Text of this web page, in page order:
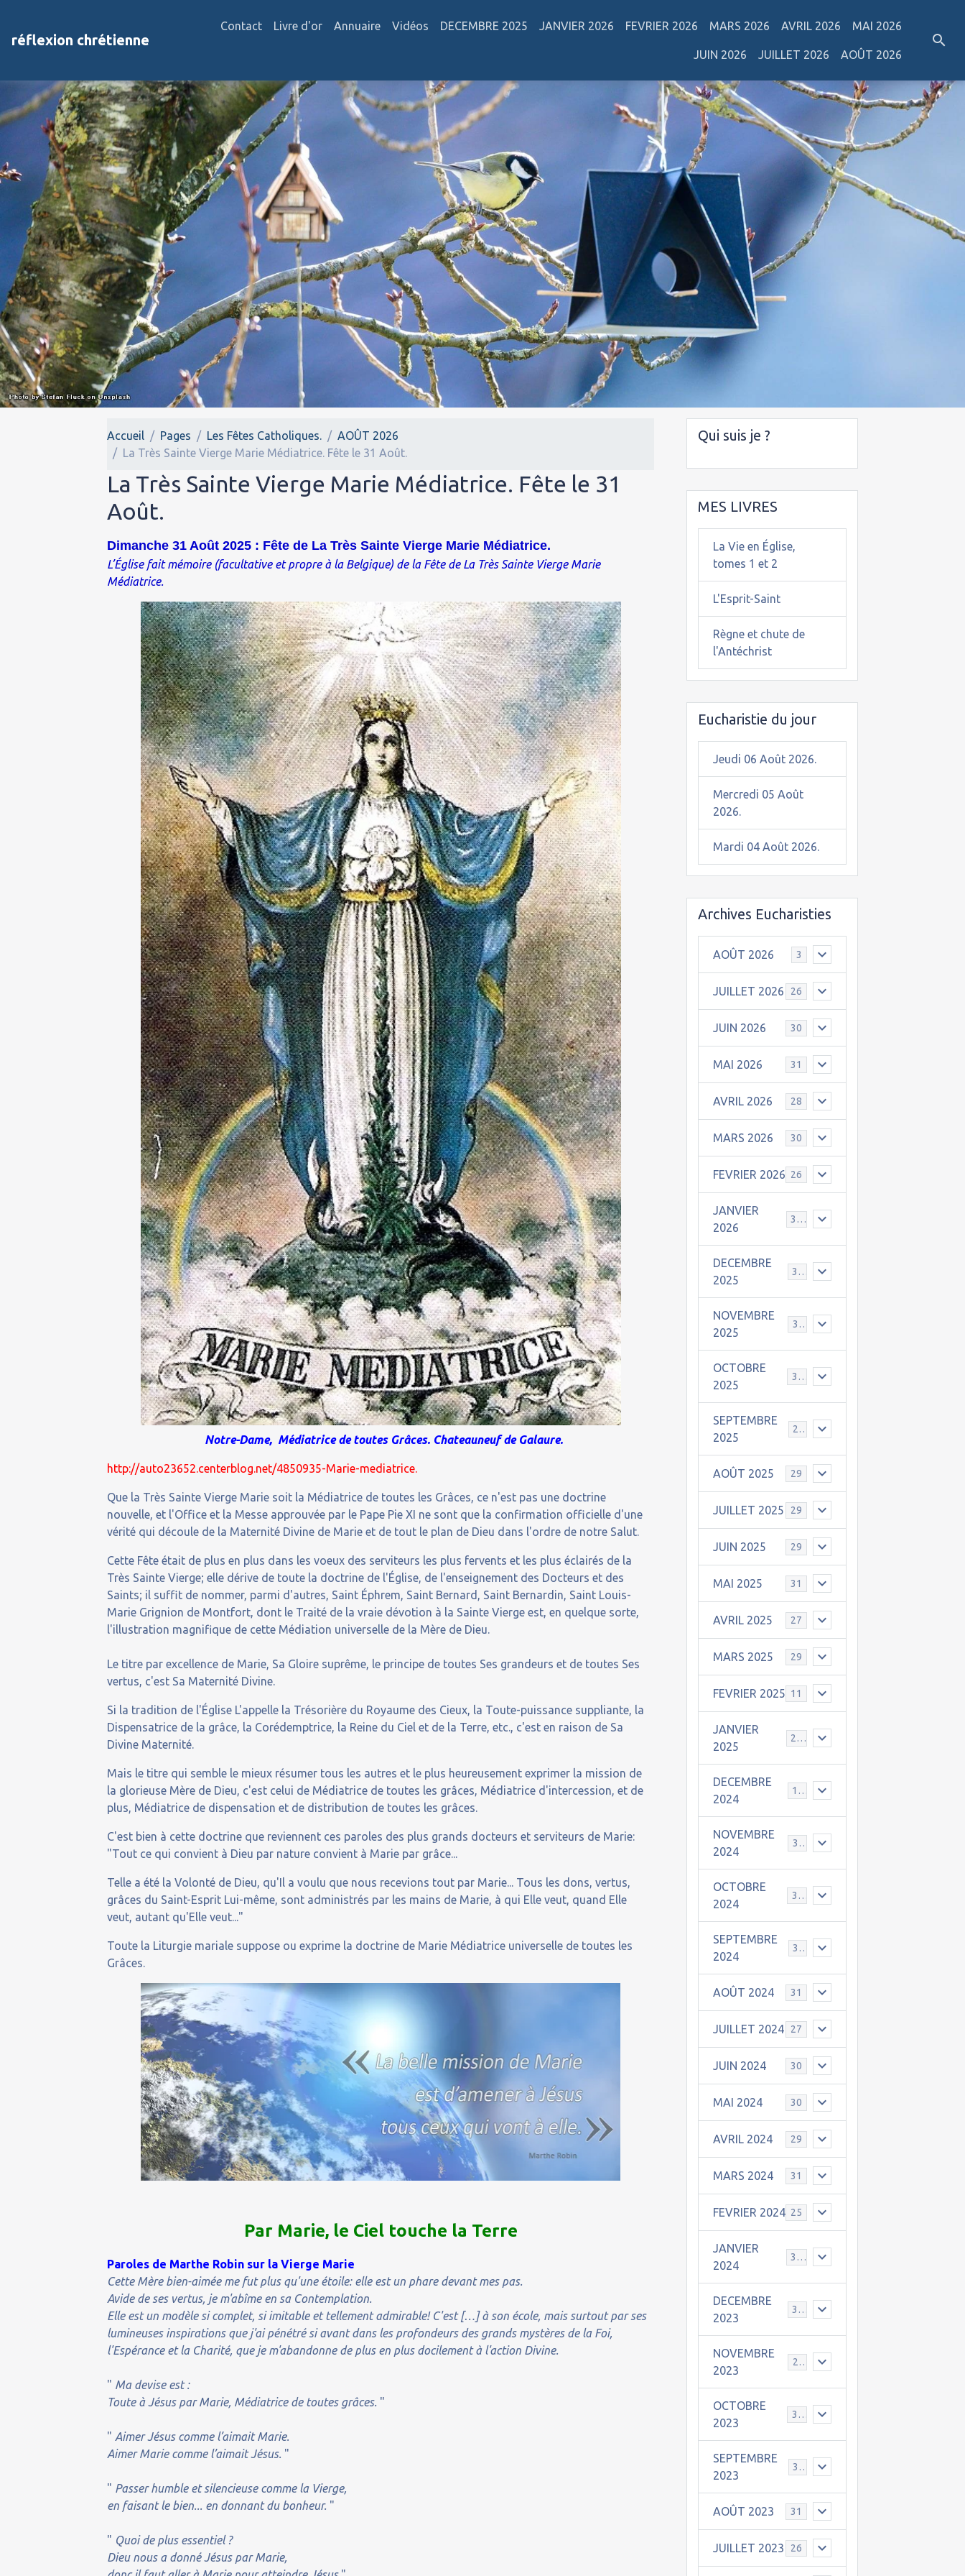
réflexion chrétienne
Contact Livre d'or Annuaire Vidéos DECEMBRE 2025 JANVIER 2026 FEVRIER 2026 MARS 2026 AVRIL 2026 MAI 2026
JUIN 2026 JUILLET 2026 AOÛT 2026
Accueil Pages Les Fêtes Catholiques.
AOÛT 2026
La Très Sainte Vierge Marie Médiatrice. Fête le 31 Août.
La Très Sainte Vierge Marie Médiatrice. Fête le 31
Août.
Dimanche 31 Août 2025 : Fête de La Très Sainte Vierge Marie Médiatrice.
L’Église fait mémoire (facultative et propre à la Belgique) de la Fête de La Très Sainte Vierge Marie
Médiatrice.
Notre-Dame, Médiatrice de toutes Grâces. Chateauneuf de Galaure.
http://auto23652.centerblog.net/4850935-Marie-mediatrice.
Que la Très Sainte Vierge Marie soit la Médiatrice de toutes les Grâces, ce n'est pas une doctrine
nouvelle, et l'Office et la Messe approuvée par le Pape Pie XI ne sont que la confirmation officielle d'une
vérité qui découle de la Maternité Divine de Marie et de tout le plan de Dieu dans l'ordre de notre Salut.
Cette Fête était de plus en plus dans les voeux des serviteurs les plus fervents et les plus éclairés de la
Très Sainte Vierge; elle dérive de toute la doctrine de l'Église, de l'enseignement des Docteurs et des
Saints; il suffit de nommer, parmi d'autres, Saint Éphrem, Saint Bernard, Saint Bernardin, Saint Louis-
Marie Grignion de Montfort, dont le Traité de la vraie dévotion à la Sainte Vierge est, en quelque sorte,
l'illustration magnifique de cette Médiation universelle de la Mère de Dieu.
Le titre par excellence de Marie, Sa Gloire suprême, le principe de toutes Ses grandeurs et de toutes Ses
vertus, c'est Sa Maternité Divine.
Si la tradition de l'Église L'appelle la Trésorière du Royaume des Cieux, la Toute-puissance suppliante, la
Dispensatrice de la grâce, la Corédemptrice, la Reine du Ciel et de la Terre, etc., c'est en raison de Sa
Divine Maternité.
Mais le titre qui semble le mieux résumer tous les autres et le plus heureusement exprimer la mission de
la glorieuse Mère de Dieu, c'est celui de Médiatrice de toutes les grâces, Médiatrice d'intercession, et de
plus, Médiatrice de dispensation et de distribution de toutes les grâces.
C'est bien à cette doctrine que reviennent ces paroles des plus grands docteurs et serviteurs de Marie:
"Tout ce qui convient à Dieu par nature convient à Marie par grâce...
Telle a été la Volonté de Dieu, qu'Il a voulu que nous recevions tout par Marie... Tous les dons, vertus,
grâces du Saint-Esprit Lui-même, sont administrés par les mains de Marie, à qui Elle veut, quand Elle
veut, autant qu'Elle veut..."
Toute la Liturgie mariale suppose ou exprime la doctrine de Marie Médiatrice universelle de toutes les
Grâces.
Par Marie, le Ciel touche la Terre
Paroles de Marthe Robin sur la Vierge Marie
Cette Mère bien-aimée me fut plus qu'une étoile: elle est un phare devant mes pas.
Avide de ses vertus, je m'abîme en sa Contemplation.
Elle est un modèle si complet, si imitable et tellement admirable! C'est […] à son école, mais surtout par ses
lumineuses inspirations que j'ai pénétré si avant dans les profondeurs des grands mystères de la Foi,
l'Espérance et la Charité, que je m'abandonne de plus en plus docilement à l'action Divine.
" Ma devise est :
Toute à Jésus par Marie, Médiatrice de toutes grâces. "
" Aimer Jésus comme l’aimait Marie.
Aimer Marie comme l’aimait Jésus. "
" Passer humble et silencieuse comme la Vierge,
en faisant le bien... en donnant du bonheur. "
" Quoi de plus essentiel ?
Dieu nous a donné Jésus par Marie,
Qui suis je ?
MES LIVRES
La Vie en Église,
tomes 1 et 2
L'Esprit-Saint
Règne et chute de
l'Antéchrist
Eucharistie du jour
Jeudi 06 Août 2026.
Mercredi 05 Août
2026.
Mardi 04 Août 2026.
Archives Eucharisties
AOÛT 2026 3
JUILLET 2026 26
JUIN 2026 30
MAI 2026 31
AVRIL 2026 28
MARS 2026 30
FEVRIER 2026 26
JANVIER
2026
31
DECEMBRE
2025
30
NOVEMBRE
2025
30
OCTOBRE
2025
31
SEPTEMBRE
2025
25
AOÛT 2025 29
JUILLET 2025 29
JUIN 2025 29
MAI 2025 31
AVRIL 2025 27
MARS 2025 29
FEVRIER 2025 11
JANVIER
2025
25
DECEMBRE
2024
19
NOVEMBRE
2024
30
OCTOBRE
2024
31
SEPTEMBRE
2024
30
AOÛT 2024 31
JUILLET 2024 27
JUIN 2024 30
MAI 2024 30
AVRIL 2024 29
MARS 2024 31
FEVRIER 2024 25
JANVIER
2024
30
DECEMBRE
2023
31
NOVEMBRE
2023
24
OCTOBRE
2023
31
SEPTEMBRE
2023
30
AOÛT 2023 31
JUILLET 2023 26